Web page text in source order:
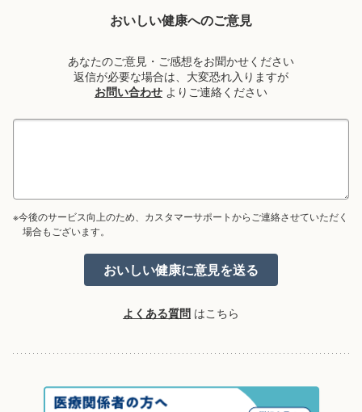
おいしい健康へのご意見
あなたのご意見・ご感想をお聞かせください
返信が必要な場合は、大変恐れ入りますが
お問い合わせ よりご連絡ください
※今後のサービス向上のため、カスタマーサポートからご連絡させていただく
場合もございます。
よくある質問 はこちら